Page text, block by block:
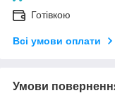
Готівкою
Всі умови оплати
Умови